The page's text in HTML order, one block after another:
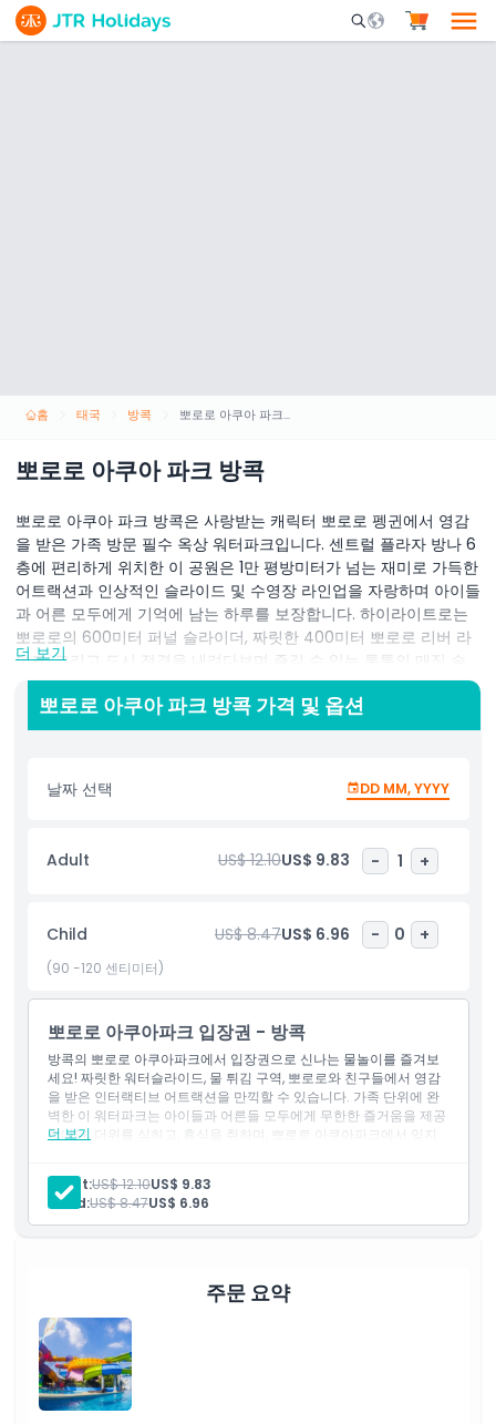
Mobile Search
홈 태국 방콕 뽀로로 아쿠아 파크 방콕
뽀로로 아쿠아 파크 방콕
뽀로로 아쿠아 파크 방콕은 사랑받는 캐릭터 뽀로로 펭귄에서 영감
을 받은 가족 방문 필수 옥상 워터파크입니다. 센트럴 플라자 방나 6
층에 편리하게 위치한 이 공원은 1만 평방미터가 넘는 재미로 가득한
어트랙션과 인상적인 슬라이드 및 수영장 라인업을 자랑하며 아이들
과 어른 모두에게 기억에 남는 하루를 보장합니다. 하이라이트로는
뽀로로의 600미터 퍼널 슬라이더, 짜릿한 400미터 뽀로로 리버 라
이드, 그리고 도시 전경을 내려다보며 즐길 수 있는 통통의 매직 슬
라이드가 있습니다.
아이들은 인터랙티브 활동과 미니 슬라이드가 가득한 놀이터 수영장
및 어트랙션 협회에서 인증받은 뽀로로 아쿠아 파크는 즐거움과 안
공원 내에서 다양한 맛있는 간식과 음료를 즐기고, 뽀로로와 친구들
을 직접 만날 수 있는 기회를 놓치지 마세요! 하루는 상징적인 만화
포함 사항
아동 성인 정책
포함되지 않는 사항
취소 정책
더 보기
뽀로로 아쿠아 파크 방콕 가격 및 옵션
날짜 선택 DD MM, YYYY
Adult US$ 12.10US$ 9.83 - 1 +
Child US$ 8.47US$ 6.96 - 0 +
(90 -120 센티미터)
뽀로로 아쿠아파크 입장권 - 방콕
방콕의 뽀로로 아쿠아파크에서 입장권으로 신나는 물놀이를 즐겨보
세요! 짜릿한 워터슬라이드, 물 튀김 구역, 뽀로로와 친구들에서 영감
을 받은 인터랙티브 어트랙션을 만끽할 수 있습니다. 가족 단위에 완
벽한 이 워터파크는 아이들과 어른들 모두에게 무한한 즐거움을 제공
합니다. 더위를 식히고, 휴식을 취하며, 뽀로로 아쿠아파크에서 잊지
더 보기
Adult:US$ 12.10US$ 9.83
Child:US$ 8.47US$ 6.96
주문 요약